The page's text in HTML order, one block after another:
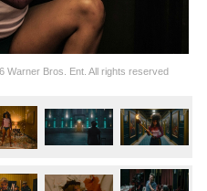
Warner Bros. Ent. All rights reserved